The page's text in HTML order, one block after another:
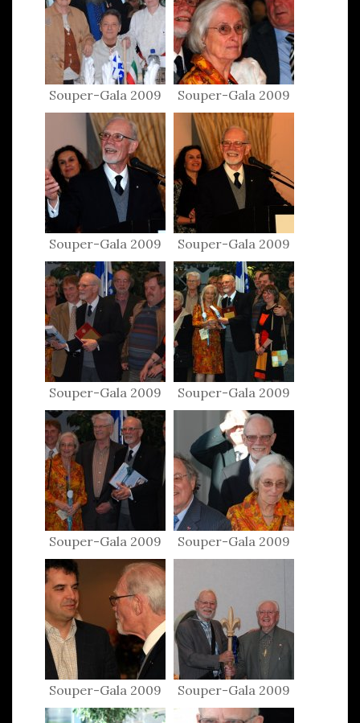
Souper-Gala 2009 Souper-Gala 2009
Souper-Gala 2009 Souper-Gala 2009
Souper-Gala 2009 Souper-Gala 2009
Souper-Gala 2009 Souper-Gala 2009
Souper-Gala 2009 Souper-Gala 2009